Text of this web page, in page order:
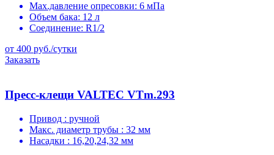
Max.давление опресовки: 6 мПа
Объем бака: 12 л
Соединение: R1/2
от 400 руб./сутки
Заказать
Пресс-клещи VALTEC VTm.293
Привод : ручной
Макс. диаметр трубы : 32 мм
Насадки : 16,20,24,32 мм